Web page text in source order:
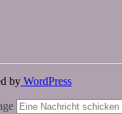
by WordPress